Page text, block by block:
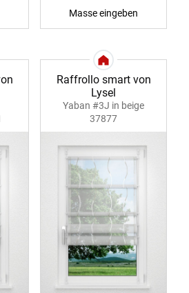
Masse eingeben
Raffrollo smart von
Lysel
Yaban #3J in beige
37877